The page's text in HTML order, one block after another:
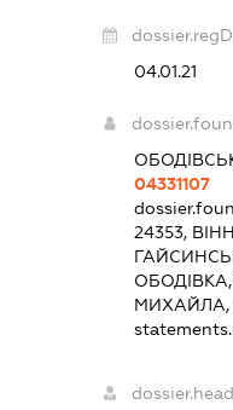
04.01.21
04331107
24353,
МИХАЙЛА,